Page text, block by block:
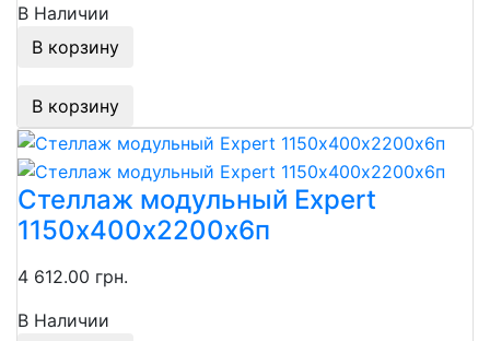
В Наличии
В корзину
В корзину
Стеллаж модульный Expert
1150х400х2200х6п
4 612.00 грн.
В Наличии